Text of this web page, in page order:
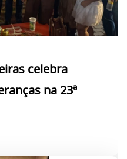
celebra
na 23ª